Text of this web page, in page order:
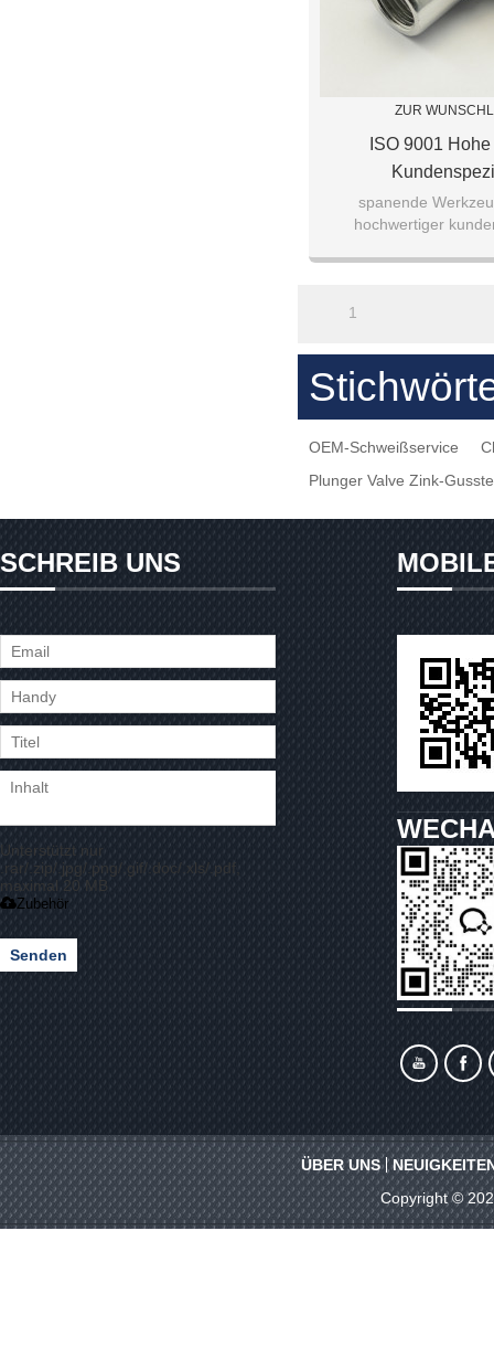
ZUR
ISO 9001
spanende
hochwertiger
7075/5051/6062
1
OEM-Schweißservice
Plunger Valve Zink-
SCHREIB UNS
Unterstützt nur
.rar/.zip/.jpg/.png/.gif/.doc/.xls/.pdf,
maximal 20 MB
Zubehör
Senden
ÜBER UNS
Copyright ©